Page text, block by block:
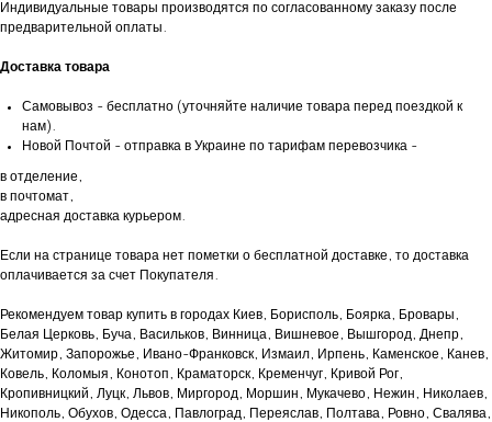
Индивидуальные товары производятся по согласованному заказу после
предварительной оплаты.
Доставка товара
Самовывоз - бесплатно (уточняйте наличие товара перед поездкой к
нам).
Новой Почтой - отправка в Украине по тарифам перевозчика -
в отделение,
в почтомат,
адресная доставка курьером.
Если на странице товара нет пометки о бесплатной доставке, то доставка
оплачивается за счет Покупателя.
Рекомендуем товар купить в городах Киев, Борисполь, Боярка, Бровары,
Белая Церковь, Буча, Васильков, Винница, Вишневое, Вышгород, Днепр,
Житомир, Запорожье, Ивано-Франковск, Измаил, Ирпень, Каменское, Канев,
Ковель, Коломыя, Конотоп, Краматорск, Кременчуг, Кривой Рог,
Кропивницкий, Луцк, Львов, Миргород, Моршин, Мукачево, Нежин, Николаев,
Никополь, Обухов, Одесса, Павлоград, Переяслав, Полтава, Ровно, Свалява,